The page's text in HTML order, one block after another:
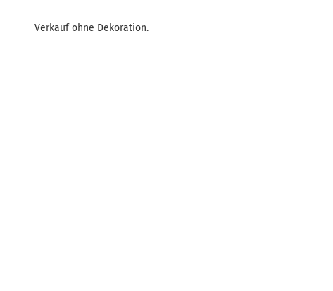
Verkauf ohne Dekoration.